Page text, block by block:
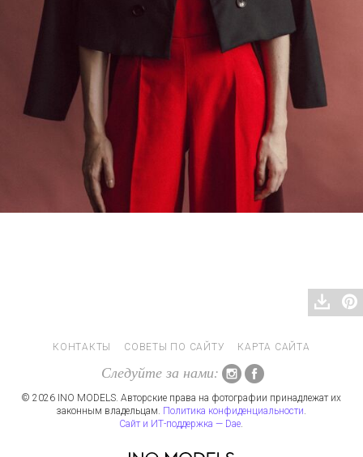
КОНТАКТЫ СОВЕТЫ ПО САЙТУ КАРТА САЙТА
Следуйте за нами:
© 2026 INO MODELS. Авторские права на фотографии принадлежат их
законным владельцам. Политика конфиденциальности.
Сайт и ИТ-поддержка — Dae.